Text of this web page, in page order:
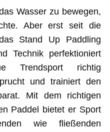
Wasser zu bewegen,
Aber erst seit die
Stand Up Paddling
Technik perfektioniert
Trendsport richtig
und trainiert den
Mit dem richtigen
Paddel bietet er Sport
wie fließenden